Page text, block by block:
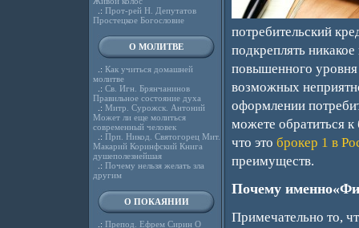
.: Прот-рей Н. Депутатов
Простецкое Богословие
О МОЛИТВЕ
.: Как учиться домашней
молитве
.: Св. Игн. Брянчанинов
Правильное состояние духа
.: Митр. Сурожск. Антоний
Может ли еще молиться
современный человек
.: Прп. Никод. Святогорец Мит.
Макарий Коринфский Книга
душеполезнейшая
.: Почему нельзя желать зла
другим
О ПОКАЯНИИ
.: Препод. Ефрем Сирин О
потребительский
подкреплять
повышенного
возможных
оформлении
можете обратиться
что это брокер 1 в
преимуществ.
Почему
Примечательно то,